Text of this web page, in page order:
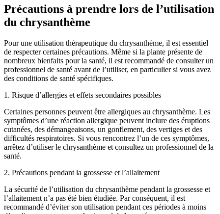
Précautions à prendre lors de l’utilisation
du chrysanthème
Pour une utilisation thérapeutique du chrysanthème, il est essentiel
de respecter certaines précautions. Même si la plante présente de
nombreux bienfaits pour la santé, il est recommandé de consulter un
professionnel de santé avant de l’utiliser, en particulier si vous avez
des conditions de santé spécifiques.
1. Risque d’allergies et effets secondaires possibles
Certaines personnes peuvent être allergiques au chrysanthème. Les
symptômes d’une réaction allergique peuvent inclure des éruptions
cutanées, des démangeaisons, un gonflement, des vertiges et des
difficultés respiratoires. Si vous rencontrez l’un de ces symptômes,
arrêtez d’utiliser le chrysanthème et consultez un professionnel de la
santé.
2. Précautions pendant la grossesse et l’allaitement
La sécurité de l’utilisation du chrysanthème pendant la grossesse et
l’allaitement n’a pas été bien étudiée. Par conséquent, il est
recommandé d’éviter son utilisation pendant ces périodes à moins